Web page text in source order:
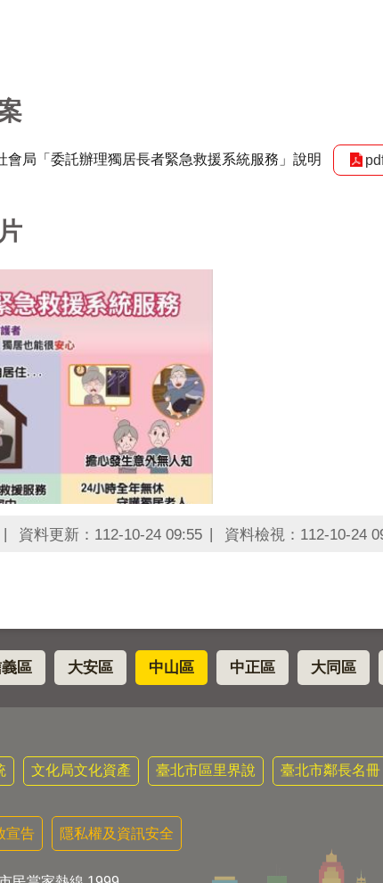
會局「委託辦理獨居長者緊急救援系統服務」說明
資料更新：112-10-24 09:55 資料檢視：112-10-24
區 大安區 中山區 中正區 大同區
文化局文化資產 臺北市區里界說 臺北市鄰長名冊
宣告 隱私權及資訊安全